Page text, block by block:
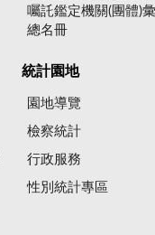
囑託鑑定機關(團體)
總名冊
統計園地
園地導覽
檢察統計
行政服務
性別統計專區